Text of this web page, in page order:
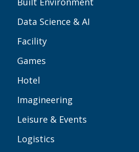
Data Science & AI
Facility
Games
Hotel
Imagineering
Leisure & Events
Logistics